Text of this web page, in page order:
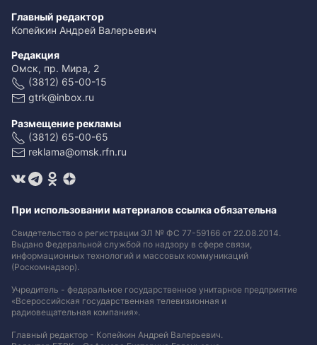
Главный редактор
Копейкин Андрей Валерьевич
Редакция
Омск, пр. Мира, 2
(3812) 65-00-15
gtrk@inbox.ru
Размещение рекламы
(3812) 65-00-65
reklama@omsk.rfn.ru
При использовании материалов ссылка обязательна
Свидетельство о регистрации ЭЛ № ФС 77-59166 от 22.08.2014.
Выдано Федеральной службой по надзору в сфере связи,
информационных технологий и массовых коммуникаций
(Роскомнадзор).
Учредитель - федеральное государственное унитарное предприятие
«Всероссийская государственная телевизионная и
радиовещательная компания».
Главный редактор - Копейкин Андрей Валерьевич.